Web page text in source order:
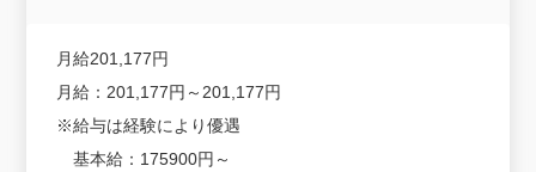
月給201,177円
月給：201,177円～201,177円
※給与は経験により優遇
基本給：175900円～